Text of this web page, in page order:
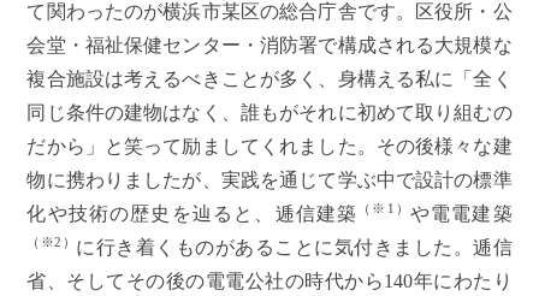
て関わったのが横浜市某区の総合庁舎です。区役所・公
会堂・福祉保健センター・消防署で構成される大規模な
複合施設は考えるべきことが多く、身構える私に「全く
同じ条件の建物はなく、誰もがそれに初めて取り組むの
だから」と笑って励ましてくれました。その後様々な建
物に携わりましたが、実践を通じて学ぶ中で設計の標準
化や技術の歴史を辿ると、逓信建築
（※1） や電電建築
（※2） に行き着くものがあることに気付きました。逓信
省、そしてその後の電電公社の時代から140年にわたり